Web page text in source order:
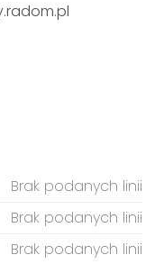
Brak podanych linii
Brak podanych linii
Brak podanych linii